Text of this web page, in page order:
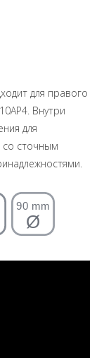
для правого
Внутри
для
со сточным